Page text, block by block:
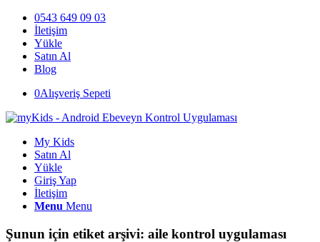
0543 649 09 03
İletişim
Yükle
Satın Al
Blog
0Alışveriş Sepeti
My Kids
Satın Al
Yükle
Giriş Yap
İletişim
Menu Menu
Şunun için etiket arşivi: aile kontrol uygulaması